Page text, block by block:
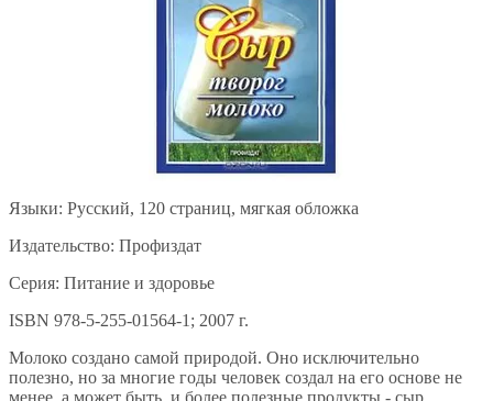
Языки: Русский, 120 страниц, мягкая обложка
Издательство: Профиздат
Серия: Питание и здоровье
ISBN 978-5-255-01564-1; 2007 г.
Молоко создано самой природой. Оно исключительно
полезно, но за многие годы человек создал на его основе не
менее, а может быть, и более полезные продукты - сыр,